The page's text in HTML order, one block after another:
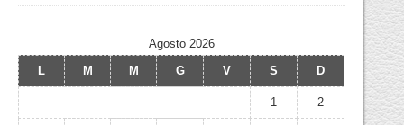
Agosto 2026
L
M M G V S D
1 2